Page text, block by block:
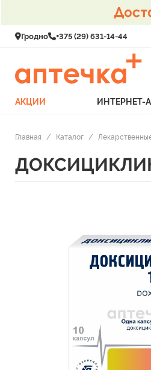
Гродно +375 (29) 631-14-44
АКЦИИ ИНТЕРНЕТ-
Главная / Каталог /